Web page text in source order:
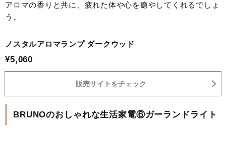
アロマの香りと共に、疲れた体や心を癒やしてくれるでしょ
う。
ノスタルアロマランプ ダークウッド
¥5,060
販売サイトをチェック
BRUNOのおしゃれな生活家電⑥ガーランドライト